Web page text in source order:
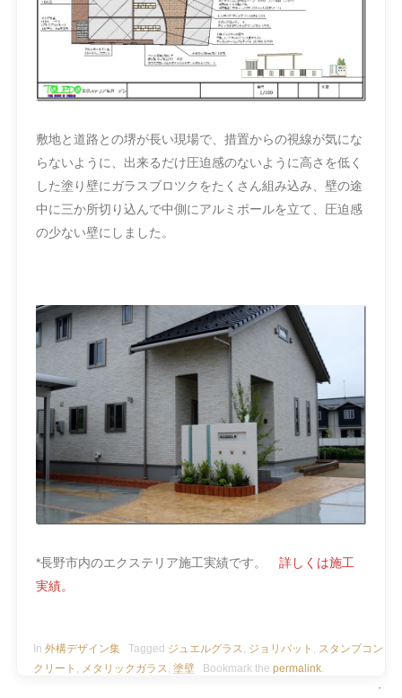
敷地と道路との堺が長い現場で、措置からの視線が気にな
らないように、出来るだけ圧迫感のないように高さを低く
した塗り壁にガラスブロツクをたくさん組み込み、壁の途
中に三か所切り込んで中側にアルミポールを立て、圧迫感
の少ない壁にしました。
*長野市内のエクステリア施工実績です。 詳しくは施工
実績。
In 外構デザイン集 Tagged ジュエルグラス, ジョリパット , スタンプコン
クリート , メタリックガラス, 塗壁 Bookmark the permalink.
・